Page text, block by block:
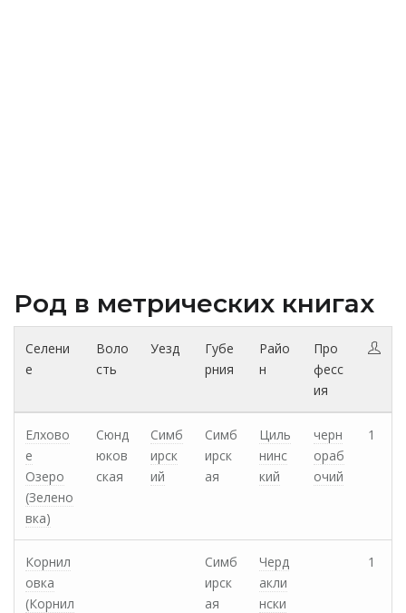
Род в метрических книгах
Селени
е
Воло
сть
Уезд
Губе
рния
Райо
н
Про
фесс
ия
Елхово
е
Озеро
(Зелено
вка)
Сюнд
юков
ская
Симб
ирск
ий
Симб
ирск
ая
Циль
нинс
кий
черн
ораб
очий
1
Корнил
овка
(Корнил
Симб
ирск
ая
Черд
акли
нски
1